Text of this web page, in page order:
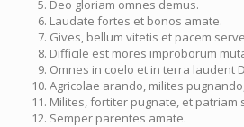
Deo gloriam omnes demus.
Laudate fortes et bonos amate.
Gives, bellum vitetis et pacem
Difficile est mores improborum
Omnes in coelo et in terra laudent
Agricolae arando, milites
Milites, fortiter pugnate, et patriam
Semper parentes amate.